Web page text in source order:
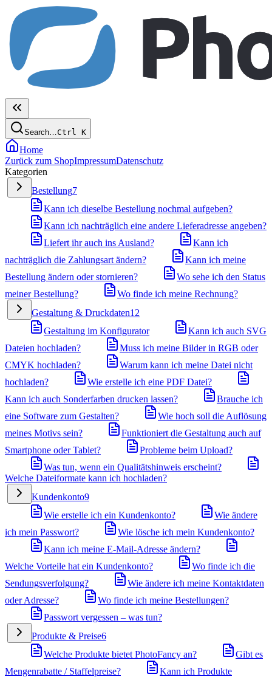
Search…Ctrl K
Home
Zurück zum ShopImpressumDatenschutz
Kategorien
Bestellung7
Kann ich dieselbe Bestellung nochmal aufgeben?
Kann ich nachträglich eine andere Lieferadresse angeben?
Liefert ihr auch ins Ausland?
Kann ich
nachträglich die Zahlungsart ändern?
Kann ich meine
Bestellung ändern oder stornieren?
Wo sehe ich den Status
meiner Bestellung?
Wo finde ich meine Rechnung?
Gestaltung & Druckdaten12
Gestaltung im Konfigurator
Kann ich auch SVG
Dateien hochladen?
Muss ich meine Bilder in RGB oder
CMYK hochladen?
Warum kann ich meine Datei nicht
hochladen?
Wie erstelle ich eine PDF Datei?
Kann ich auch Sonderfarben drucken lassen?
Brauche ich
eine Software zum Gestalten?
Wie hoch soll die Auflösung
meines Motivs sein?
Funktioniert die Gestaltung auch auf
Smartphone oder Tablet?
Probleme beim Upload?
Was tun, wenn ein Qualitätshinweis erscheint?
Welche Dateiformate kann ich hochladen?
Kundenkonto9
Wie erstelle ich ein Kundenkonto?
Wie ändere
ich mein Passwort?
Wie lösche ich mein Kundenkonto?
Kann ich meine E-Mail-Adresse ändern?
Welche Vorteile hat ein Kundenkonto?
Wo finde ich die
Sendungsverfolgung?
Wie ändere ich meine Kontaktdaten
oder Adresse?
Wo finde ich meine Bestellungen?
Passwort vergessen – was tun?
Produkte & Preise6
Welche Produkte bietet PhotoFancy an?
Gibt es
Mengenrabatte / Staffelpreise?
Kann ich Produkte